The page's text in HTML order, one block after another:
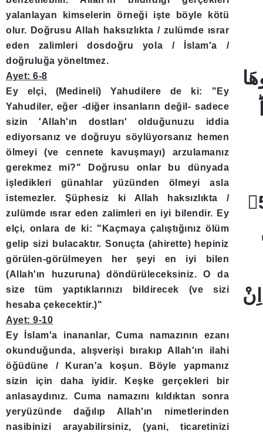
yalanlayan kimselerin örneği işte böyle kötü
olur. Doğrusu Allah haksızlıkta / zulümde ısrar
eden zalimleri dosdoğru yola / İslam'a /
doğruluğa yöneltmez.
Ayet: 6-8
Ey elçi, (Medineli) Yahudilere de ki: "Ey
Yahudiler, eğer -diğer insanların değil- sadece
sizin 'Allah'ın dostları' olduğunuzu iddia
ediyorsanız ve doğruyu söylüyorsanız hemen
ölmeyi (ve cennete kavuşmayı) arzulamanız
gerekmez mi?" Doğrusu onlar bu dünyada
işledikleri günahlar yüzünden ölmeyi asla
istemezler. Şüphesiz ki Allah haksızlıkta /
zulümde ısrar eden zalimleri en iyi bilendir. Ey
elçi, onlara de ki: "Kaçmaya çalıştığınız ölüm
gelip sizi bulacaktır. Sonuçta (ahirette) hepiniz
görülen-görülmeyen her şeyi en iyi bilen
(Allah'ın huzuruna) döndürüleceksiniz. O da
size tüm yaptıklarınızı bildirecek (ve sizi
hesaba çekecektir.)"
Ayet: 9-10
Ey İslam'a inananlar, Cuma namazının ezanı
okunduğunda, alışverişi bırakıp Allah'ın ilahi
öğüdüne / Kuran'a koşun. Böyle yapmanız
sizin için daha iyidir. Keşke gerçekleri bir
anlasaydınız. Cuma namazını kıldıktan sonra
yeryüzünde dağılıp Allah'ın nimetlerinden
nasibinizi arayabilirsiniz, (yani, ticaretinizi
يَهْدِي الْقَوْمَ الظَّالِمٖينَ ﴿5﴾